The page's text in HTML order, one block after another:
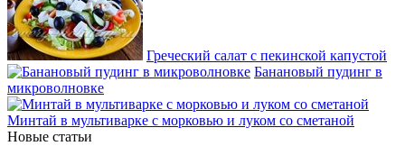
Греческий салат с пекинской капустой
Банановый пудинг в
микроволновке
Минтай в мультиварке с морковью и луком со сметаной
Новые статьи